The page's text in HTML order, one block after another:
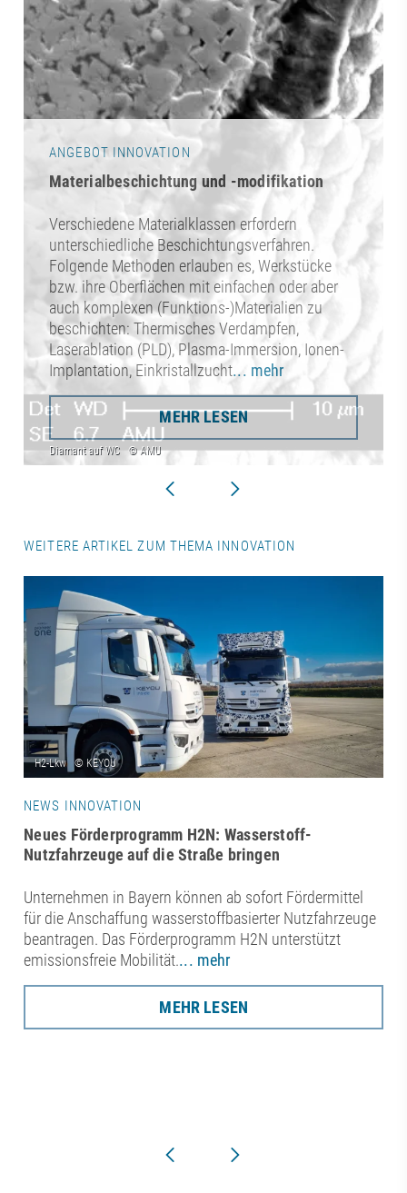
ANGEBOT INNOVATION
Materialbeschichtung und -modifikation
Verschiedene Materialklassen erfordern
unterschiedliche Beschichtungsverfahren.
Folgende Methoden erlauben es, Werkstücke
bzw. ihre Oberflächen mit einfachen oder aber
auch komplexen (Funktions-)Materialien zu
beschichten: Thermisches Verdampfen,
Laserablation (PLD), Plasma-Immersion, Ionen-
Implantation, Einkristallzucht... mehr
MEHR LESEN
WEITERE ARTIKEL ZUM THEMA INNOVATION
NEWS INNOVATION
Neues Förderprogramm H2N: Wasserstoff-
Nutzfahrzeuge auf die Straße bringen
Unternehmen in Bayern können ab sofort Fördermittel
für die Anschaffung wasserstoffbasierter Nutzfahrzeuge
beantragen. Das Förderprogramm H2N unterstützt
emissionsfreie Mobilität.... mehr
MEHR LESEN